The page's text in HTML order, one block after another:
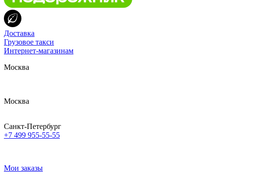
Доставка
Грузовое такси
Интернет-магазинам
Москва
Москва
Санкт-Петербург
+7 499 955-55-55
Мои заказы